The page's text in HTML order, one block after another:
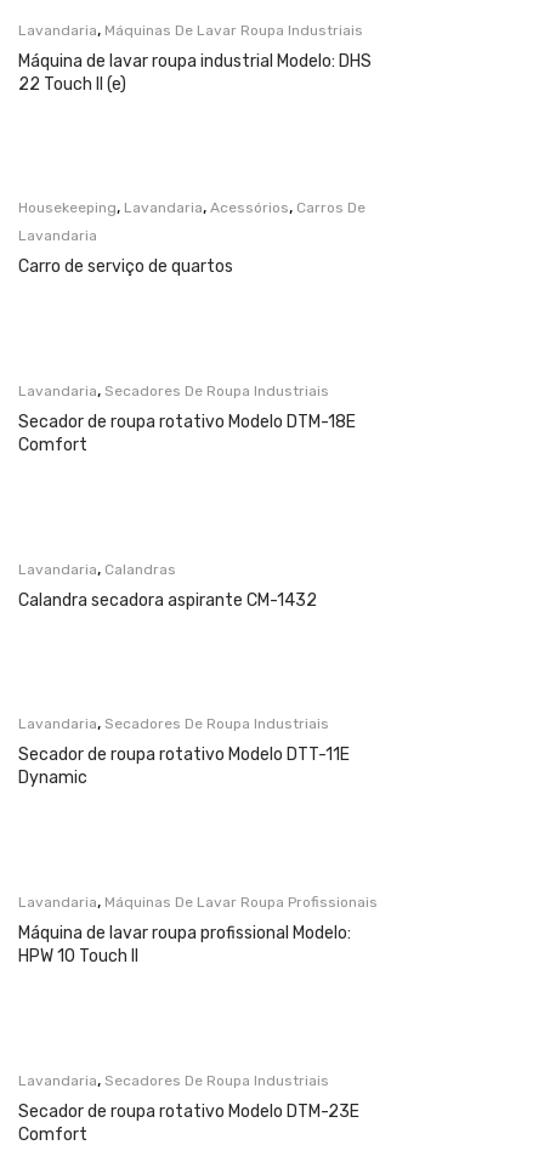
Lavandaria, Máquinas De Lavar Roupa Industriais
Máquina de lavar roupa industrial Modelo: DHS
22 Touch II (e)
Housekeeping, Lavandaria, Acessórios, Carros De
Lavandaria
Carro de serviço de quartos
Lavandaria, Secadores De Roupa Industriais
Secador de roupa rotativo Modelo DTM-18E
Comfort
Lavandaria, Calandras
Calandra secadora aspirante CM-1432
Lavandaria, Secadores De Roupa Industriais
Secador de roupa rotativo Modelo DTT-11E
Dynamic
Lavandaria, Máquinas De Lavar Roupa Profissionais
Máquina de lavar roupa profissional Modelo:
HPW 10 Touch II
Lavandaria, Secadores De Roupa Industriais
Secador de roupa rotativo Modelo DTM-23E
Comfort